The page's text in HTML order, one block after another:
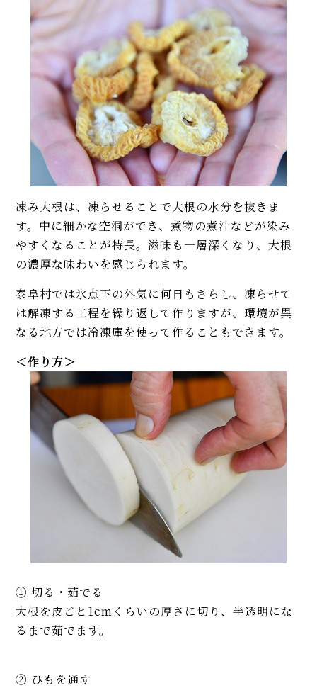
凍み大根は、凍らせることで大根の水分を抜きま
す。中に細かな空洞ができ、煮物の煮汁などが染み
やすくなることが特長。滋味も一層深くなり、大根
の濃厚な味わいを感じられます。
泰阜村では氷点下の外気に何日もさらし、凍らせて
は解凍する工程を繰り返して作りますが、環境が異
なる地方では冷凍庫を使って作ることもできます。
＜作り方＞
① 切る・茹でる
大根を皮ごと1cmくらいの厚さに切り、半透明にな
るまで茹でます。
② ひもを通す